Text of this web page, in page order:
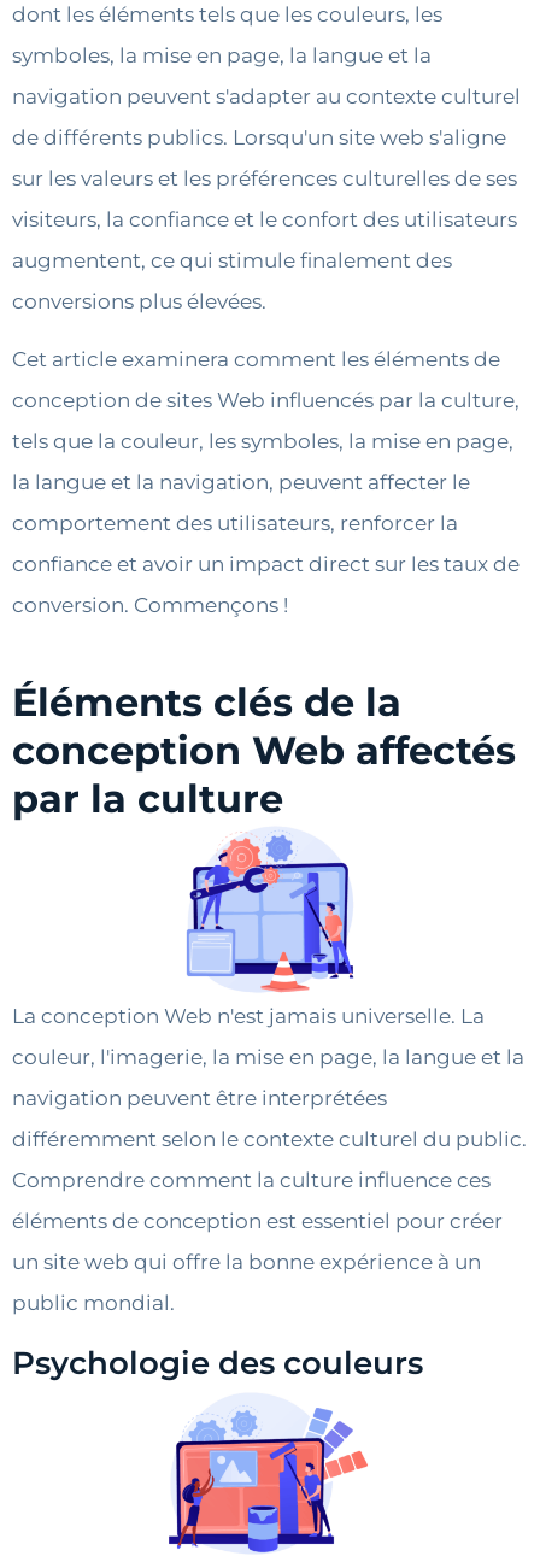
dont les éléments tels que les couleurs, les
symboles, la mise en page, la langue et la
navigation peuvent s'adapter au contexte culturel
de différents publics. Lorsqu'un site web s'aligne
sur les valeurs et les préférences culturelles de ses
visiteurs, la confiance et le confort des utilisateurs
augmentent, ce qui stimule finalement des
conversions plus élevées.
Cet article examinera comment les éléments de
conception de sites Web influencés par la culture,
tels que la couleur, les symboles, la mise en page,
la langue et la navigation, peuvent affecter le
comportement des utilisateurs, renforcer la
confiance et avoir un impact direct sur les taux de
conversion. Commençons !
Éléments clés de la
conception Web affectés
par la culture
La conception Web n'est jamais universelle. La
couleur, l'imagerie, la mise en page, la langue et la
navigation peuvent être interprétées
différemment selon le contexte culturel du public.
Comprendre comment la culture influence ces
éléments de conception est essentiel pour créer
un site web qui offre la bonne expérience à un
public mondial.
Psychologie des couleurs